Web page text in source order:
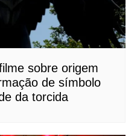
sobre origem
de símbolo
da torcida